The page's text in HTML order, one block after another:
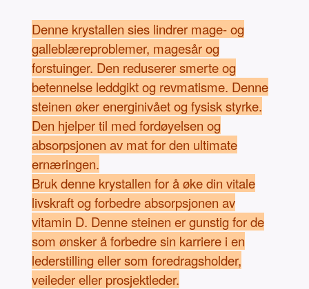
Denne krystallen sies lindrer mage- og
galleblæreproblemer, magesår og
forstuinger. Den reduserer smerte og
betennelse leddgikt og revmatisme. Denne
steinen øker energinivået og fysisk styrke.
Den hjelper til med fordøyelsen og
absorpsjonen av mat for den ultimate
ernæringen.
Bruk denne krystallen for å øke din vitale
livskraft og forbedre absorpsjonen av
vitamin D. Denne steinen er gunstig for de
som ønsker å forbedre sin karriere i en
lederstilling eller som foredragsholder,
veileder eller prosjektleder.